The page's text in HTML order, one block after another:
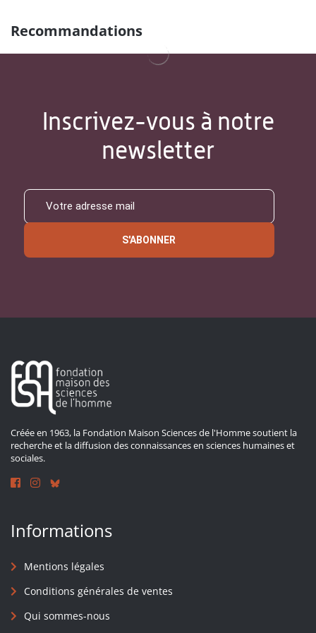
Recommandations
Inscrivez-vous à notre
newsletter
S'ABONNER
Créée en 1963, la Fondation Maison Sciences de l'Homme soutient la
recherche et la diffusion des connaissances en sciences humaines et
sociales.
Informations
Mentions légales
Conditions générales de ventes
Qui sommes-nous